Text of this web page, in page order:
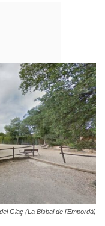
Glaç (La Bisbal de l’Empordà)